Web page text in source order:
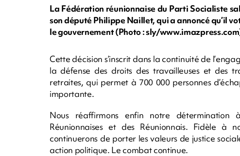
La Fédération réunionnaise du Parti Socialiste
son député Philippe Naillet, qui a annoncé qu’il
le gouvernement (Photo : sly/
Cette décision s’inscrit dans la continuité de
la défense des droits des travailleuses et des
retraites, qui permet à 700 000 personnes
importante.
Nous réaffirmons enfin notre
Réunionnaises et des Réunionnais. Fidèle à
continuerons de porter les valeurs de justice
action politique. Le combat continue.